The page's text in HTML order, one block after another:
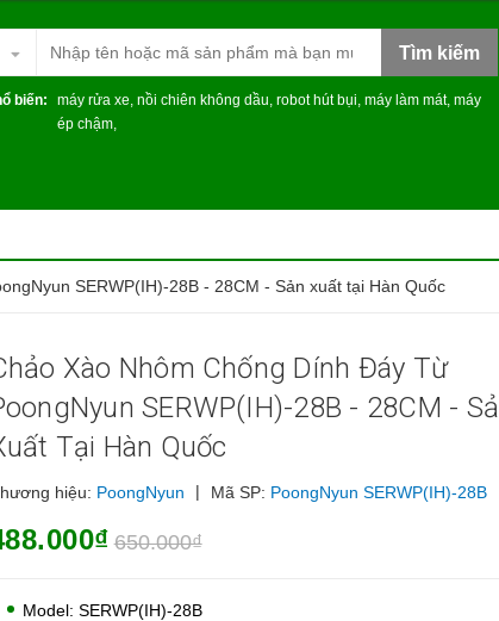
Tìm kiếm
biến: máy rửa xe, nồi chiên không dầu, robot hút bụi, máy làm mát, máy
ép chậm,
SERWP(IH)-28B - 28CM - Sản xuất tại Hàn Quốc
Xào Nhôm Chống Dính Đáy Từ
SERWP(IH)-28B - 28CM -
Tại Hàn Quốc
hiệu: PoongNyun | Mã SP: PoongNyun SERWP(IH)-28B
650.000₫
Model: SERWP(IH)-28B